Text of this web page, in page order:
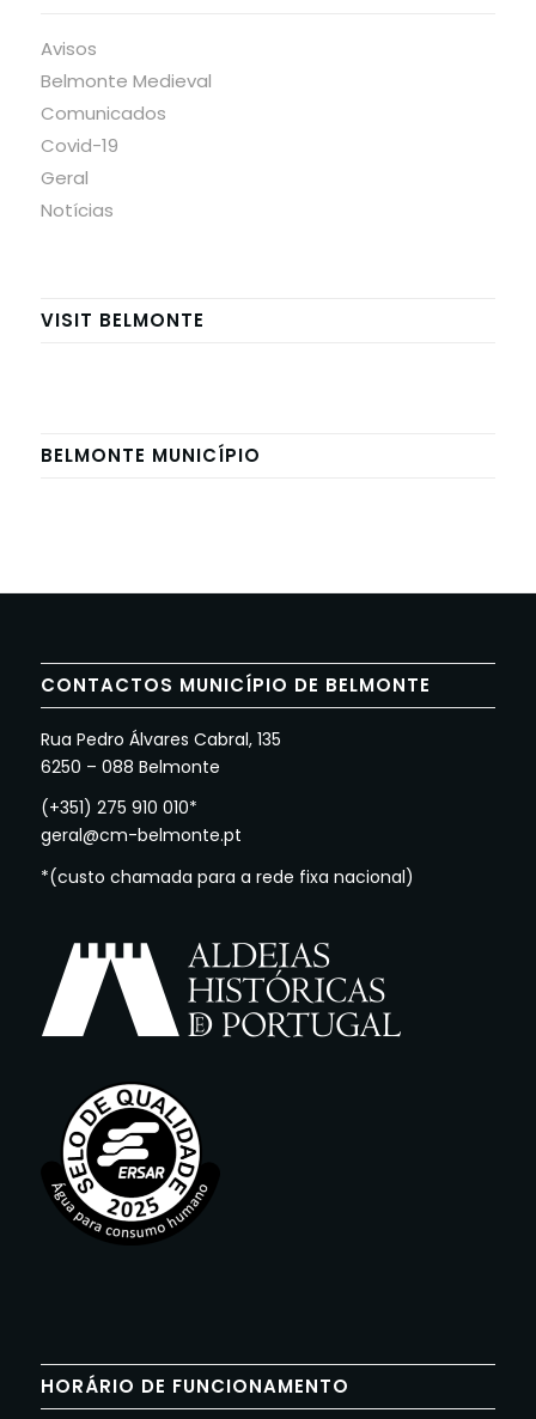
Avisos
Belmonte Medieval
Comunicados
Covid-19
Geral
Notícias
VISIT BELMONTE
BELMONTE MUNICÍPIO
CONTACTOS MUNICÍPIO DE BELMONTE
Rua Pedro Álvares Cabral, 135
6250 – 088 Belmonte
(+351) 275 910 010*
geral@cm-belmonte.pt
*(custo chamada para a rede fixa nacional)
HORÁRIO DE FUNCIONAMENTO